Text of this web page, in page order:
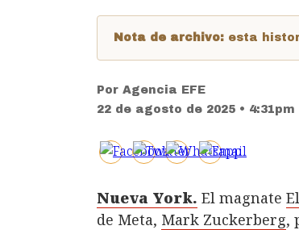
Nota de archivo: esta
Por Agencia EFE
22 de agosto de 2025 • 4:31pm
Nueva York. El magnate
de Meta, Mark Zuckerberg,